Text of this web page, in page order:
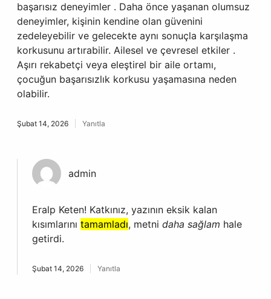
başarısız deneyimler . Daha önce yaşanan olumsuz
deneyimler, kişinin kendine olan güvenini
zedeleyebilir ve gelecekte aynı sonuçla karşılaşma
korkusunu artırabilir. Ailesel ve çevresel etkiler .
Aşırı rekabetçi veya eleştirel bir aile ortamı,
çocuğun başarısızlık korkusu yaşamasına neden
olabilir.
Şubat 14, 2026 Yanıtla
admin
Eralp Keten! Katkınız, yazının eksik kalan
kısımlarını tamamladı, metni daha sağlam hale
getirdi.
Şubat 14, 2026 Yanıtla